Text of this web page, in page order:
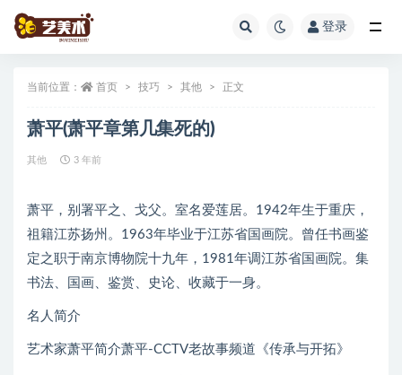
登录
当前位置： 首页 技巧 其他 正文
萧平(萧平章第几集死的)
其他 3 年前
萧平，别署平之、戈父。室名爱莲居。1942年生于重庆，
祖籍江苏扬州。1963年毕业于江苏省国画院。曾任书画鉴
定之职于南京博物院十九年，1981年调江苏省国画院。集
书法、国画、鉴赏、史论、收藏于一身。
名人简介
艺术家萧平简介萧平-CCTV老故事频道《传承与开拓》